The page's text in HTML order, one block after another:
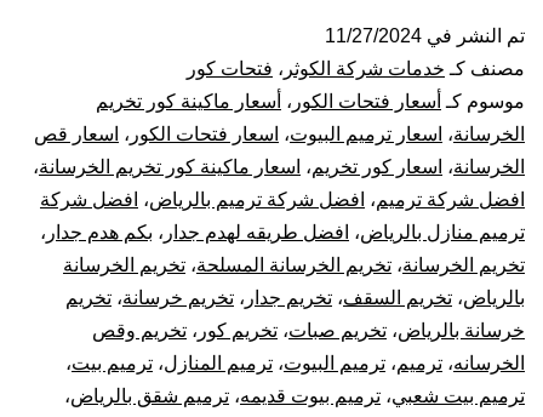
تم النشر في 11/27/2024
مصنف كـ خدمات شركة الكوثر ، فتحات كور
موسوم كـ أسعار فتحات الكور ، أسعار ماكينة كور تخريم
الخرسانة، اسعار ترميم البيوت، اسعار فتحات الكور ، اسعار قص
الخرسانة، اسعار كور تخريم، اسعار ماكينة كور تخريم الخرسانة،
افضل شركة ترميم، افضل شركة ترميم بالرياض، افضل شركة
ترميم منازل بالرياض، افضل طريقه لهدم جدار ، بكم هدم جدار ،
تخريم الخرسانة، تخريم الخرسانة المسلحة، تخريم الخرسانة
بالرياض، تخريم السقف، تخريم جدار ، تخريم خرسانة، تخريم
خرسانة بالرياض، تخريم صبات، تخريم كور ، تخريم وقص
الخرسانه، ترميم، ترميم البيوت، ترميم المنازل، ترميم بيت،
ترميم بيت شعبي، ترميم بيوت قديمه، ترميم شقق بالرياض،